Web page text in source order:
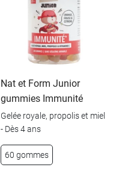
Nat et Form Junior
gummies Immunité
Gelée royale, propolis et miel
- Dès 4 ans
60 gommes